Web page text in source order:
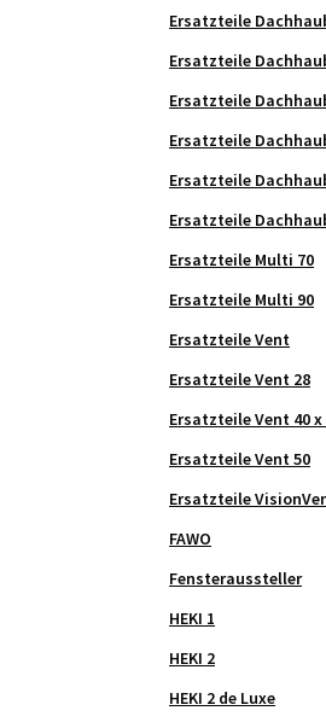
Ersatzteile
Ersatzteile
Ersatzteile
Ersatzteile
Ersatzteile
Ersatzteile
Ersatzteile Multi 70
Ersatzteile Multi 90
Ersatzteile Vent
Ersatzteile Vent 28
Ersatzteile Vent 40 x
Ersatzteile Vent 50
Ersatzteile
FAWO
Fensteraussteller
HEKI 1
HEKI 2
HEKI 2 de Luxe